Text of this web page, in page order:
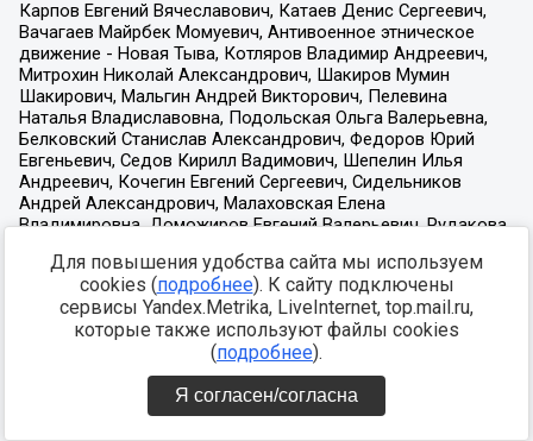
Для повышения удобства сайта мы используем
cookies (подробнее). К сайту подключены
сервисы Yandex.Metrika, LiveInternet, top.mail.ru,
которые также используют файлы cookies
(подробнее).
Я согласен/согласна